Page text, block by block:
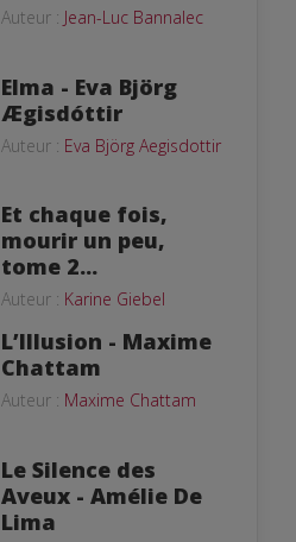
Auteur : Jean-Luc Bannalec
Elma - Eva Björg
Ægisdóttir
Auteur : Eva Björg Aegisdottir
Et chaque fois,
mourir un peu,
tome 2...
Auteur : Karine Giebel
L’Illusion - Maxime
Chattam
Auteur : Maxime Chattam
Le Silence des
Aveux - Amélie De
Lima